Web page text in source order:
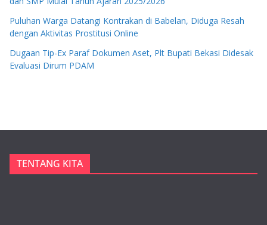
Puluhan Warga Datangi Kontrakan di Babelan, Diduga Resah
dengan Aktivitas Prostitusi Online
Dugaan Tip-Ex Paraf Dokumen Aset, Plt Bupati Bekasi Didesak
Evaluasi Dirum PDAM
TENTANG KITA